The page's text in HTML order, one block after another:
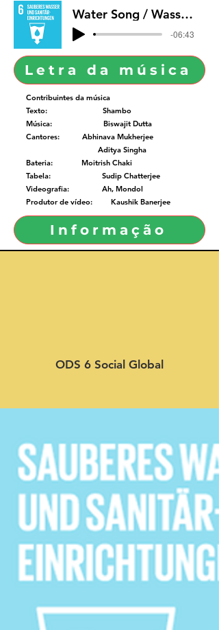
Water Song / Wasserlied
-06:43
Letra da música
Contribuintes da música
Texto: Shambo
Música: Biswajit Dutta
Cantores: Abhinava Mukherjee
Aditya Singha
Bateria: Moitrish Chaki
Tabela: Sudip Chatterjee
Videografia: Ah, Mondol
Produtor de vídeo: Kaushik Banerjee
Informação
ODS 6 Social Global